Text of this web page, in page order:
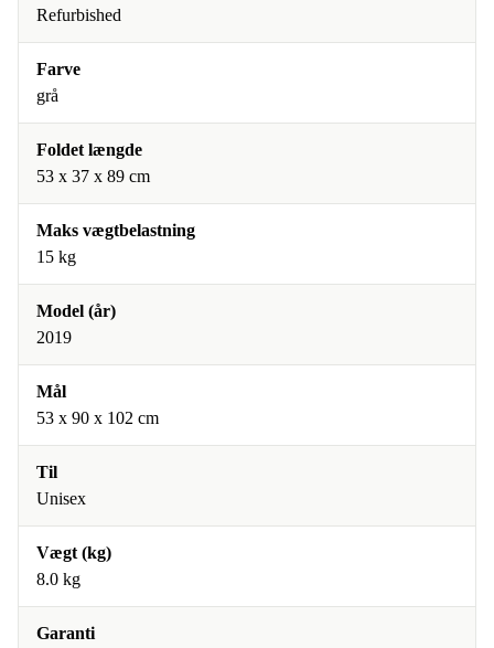
Refurbished
Farve
grå
Foldet længde
53 x 37 x 89 cm
Maks vægtbelastning
15 kg
Model (år)
2019
Mål
53 x 90 x 102 cm
Til
Unisex
Vægt (kg)
8.0 kg
Garanti